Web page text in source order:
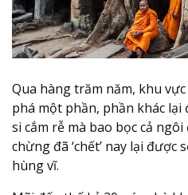
Qua hàng trăm năm, khu
phá một phần, phần khác
si cắm rễ mà bao bọc cả
chừng đã ‘chết’ nay lại
hùng vĩ.